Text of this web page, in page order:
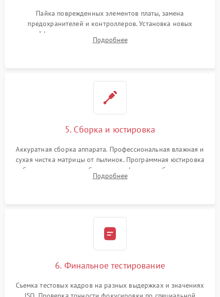
Пайка поврежденных элементов платы, замена
предохранителей и контроллеров. Установка новых
шлейфов, дисплея, механизма затвора или двигателя
автофокуса. Восстановление геометрии тубуса объектива
Подробнее
5. Сборка и юстировка
Аккуратная сборка аппарата. Профессиональная влажная и
сухая чистка матрицы от пылинок. Программная юстировка
рабочего отрезка, калибровка автофокуса, стабилизатора и
экспозамера с помощью сервисного ПО.
Подробнее
6. Финальное тестирование
Съемка тестовых кадров на разных выдержках и значениях